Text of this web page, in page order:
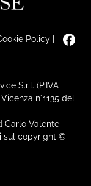
Policy|
S.r.l. (P.IVA
n°1135 del
Carlo Valente
sul copyright ©